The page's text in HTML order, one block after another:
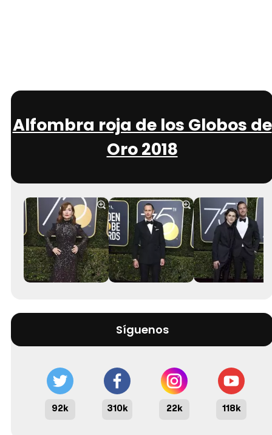
Alfombra roja de los Globos de
Oro 2018
Síguenos
92k 310k 22k 118k